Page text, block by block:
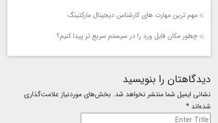
مهم ترین مهارت های کارشناس دیجیتال مارکتینگ
چطور مکان فایل ورد را در سیستم سریع تر پیدا کنیم؟
دیدگاهتان را بنویسید
نشانی ایمیل شما منتشر نخواهد شد. بخش‌های موردنیاز علامت‌گذاری
شده‌اند *